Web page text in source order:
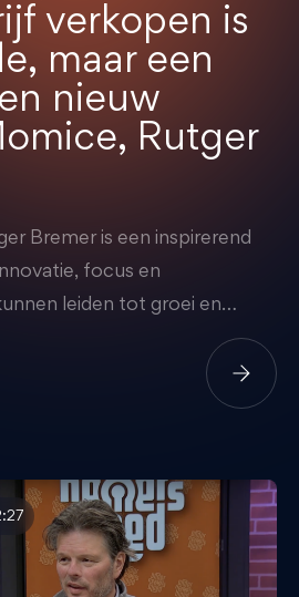
verkopen is
maar een
nieuw
Rutger
Bremer is een inspirerend
focus en
leiden tot groei en
van een reis hoeft te zijn,